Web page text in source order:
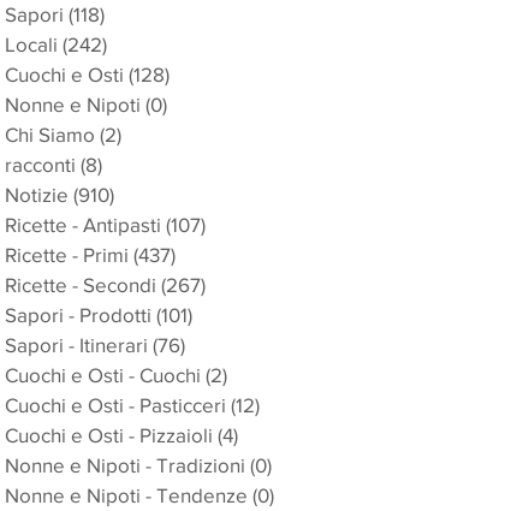
Sapori (118)
Locali (242)
Cuochi e Osti (128)
Nonne e Nipoti (0)
Chi Siamo (2)
racconti (8)
Notizie (910)
Ricette - Antipasti (107)
Ricette - Primi (437)
Ricette - Secondi (267)
Sapori - Prodotti (101)
Sapori - Itinerari (76)
Cuochi e Osti - Cuochi (2)
Cuochi e Osti - Pasticceri (12)
Cuochi e Osti - Pizzaioli (4)
Nonne e Nipoti - Tradizioni (0)
Nonne e Nipoti - Tendenze (0)